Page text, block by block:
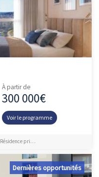
À partir de
300 000€
Voir le programme
Résidence principale / PTZ, Investissement et Défiscalisation
Dernières opportunités